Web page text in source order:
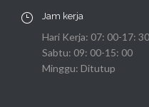
Jam kerja
Hari Kerja: 07: 00-17: 30
Sabtu: 09: 00-15: 00
Minggu: Ditutup